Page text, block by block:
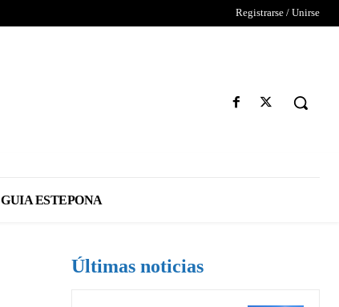
Registrarse / Unirse
GUIA ESTEPONA
Últimas noticias